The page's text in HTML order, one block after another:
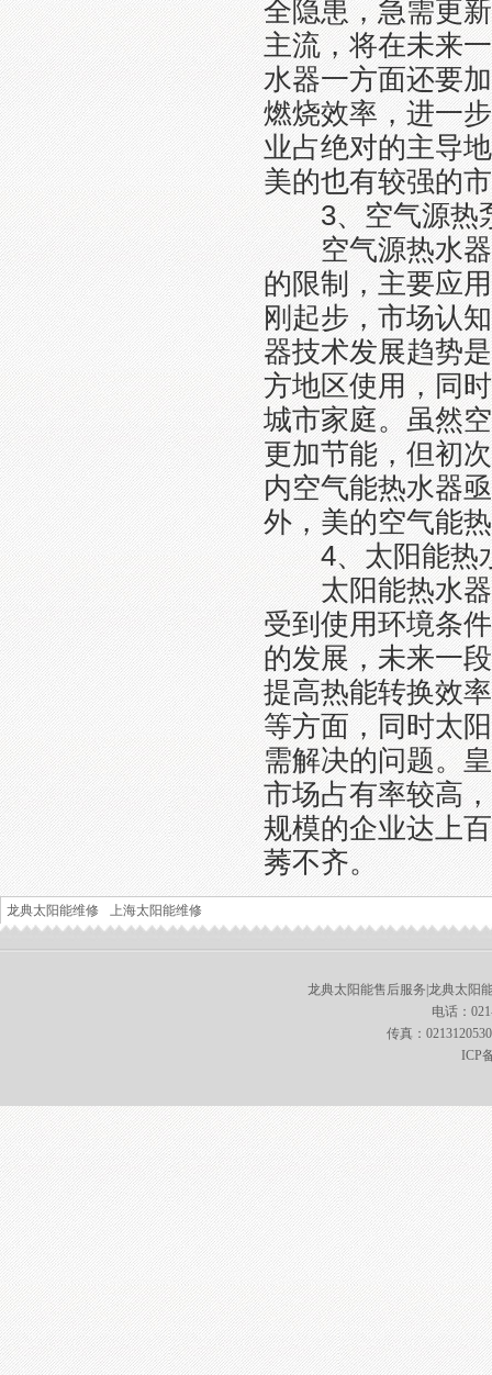
全隐患，急需更
主流，将在未来
水器一方面还要
燃烧效率，进一
业占绝对的主导
美的也有较强的
3、空气源热泵
空气源热水器近
的限制，主要应
刚起步，市场认
器技术发展趋势
方地区使用，同
城市家庭。虽然
更加节能，但初
内空气能热水器
外，美的空气能
4、太阳能热水
太阳能热水器一
受到使用环境条
的发展，未来一
提高热能转换效
等方面，同时太
需解决的问题。
市场占有率较高
规模的企业达上
莠不齐。
龙典太阳能维修 上海太阳能维修
龙典太阳能售后服务|龙典太阳
电话：
传真：
ICP